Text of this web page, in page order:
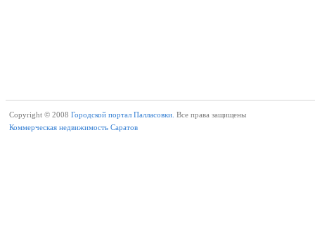
Copyright © 2008 Городской портал Палласовки. Все права защищены
Коммерческая недвижимость Саратов